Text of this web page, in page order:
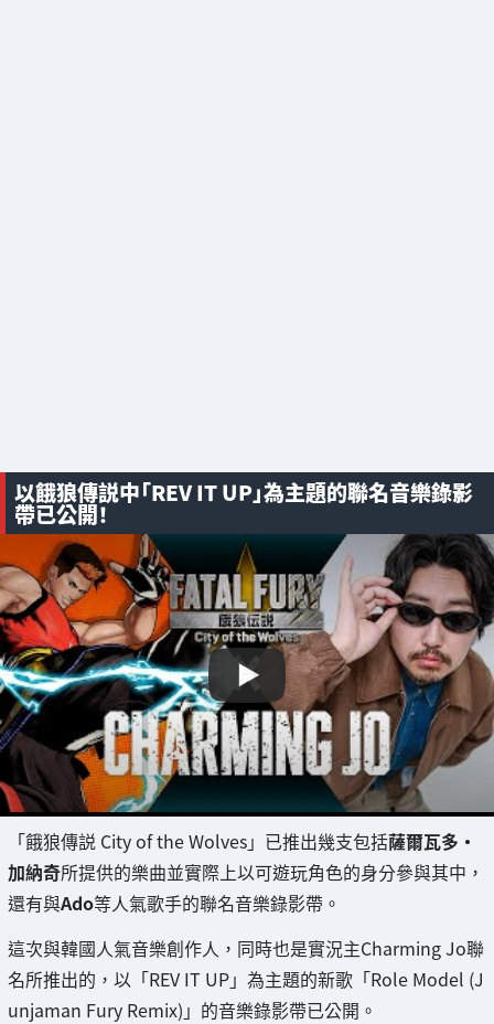
以餓狼傳説中「REV IT UP」為主題的聯名音樂錄影
帶已公開！
「餓狼傳説 City of the Wolves」已推出幾支包括薩爾瓦多·
加納奇所提供的樂曲並實際上以可遊玩角色的身分參與其中，
還有與Ado等人氣歌手的聯名音樂錄影帶。
這次與韓國人氣音樂創作人，同時也是實況主Charming Jo聯
名所推出的，以「REV IT UP」為主題的新歌「Role Model (J
unjaman Fury Remix)」的音樂錄影帶已公開。